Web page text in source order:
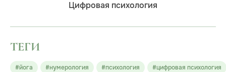
Цифровая психология
ТЕГИ
#йога #нумерология #психология #цифровая психология